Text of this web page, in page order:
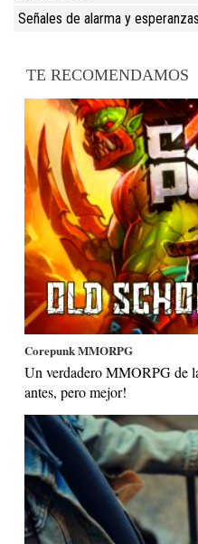
Señales de alarma y
TE RECOMENDAMOS
Corepunk MMORPG
Un verdadero MMORPG de
antes, pero mejor!